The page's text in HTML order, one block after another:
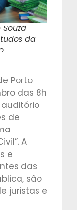
da
Porto
das 8h
auditório
de
A
e
das
são
juristas e